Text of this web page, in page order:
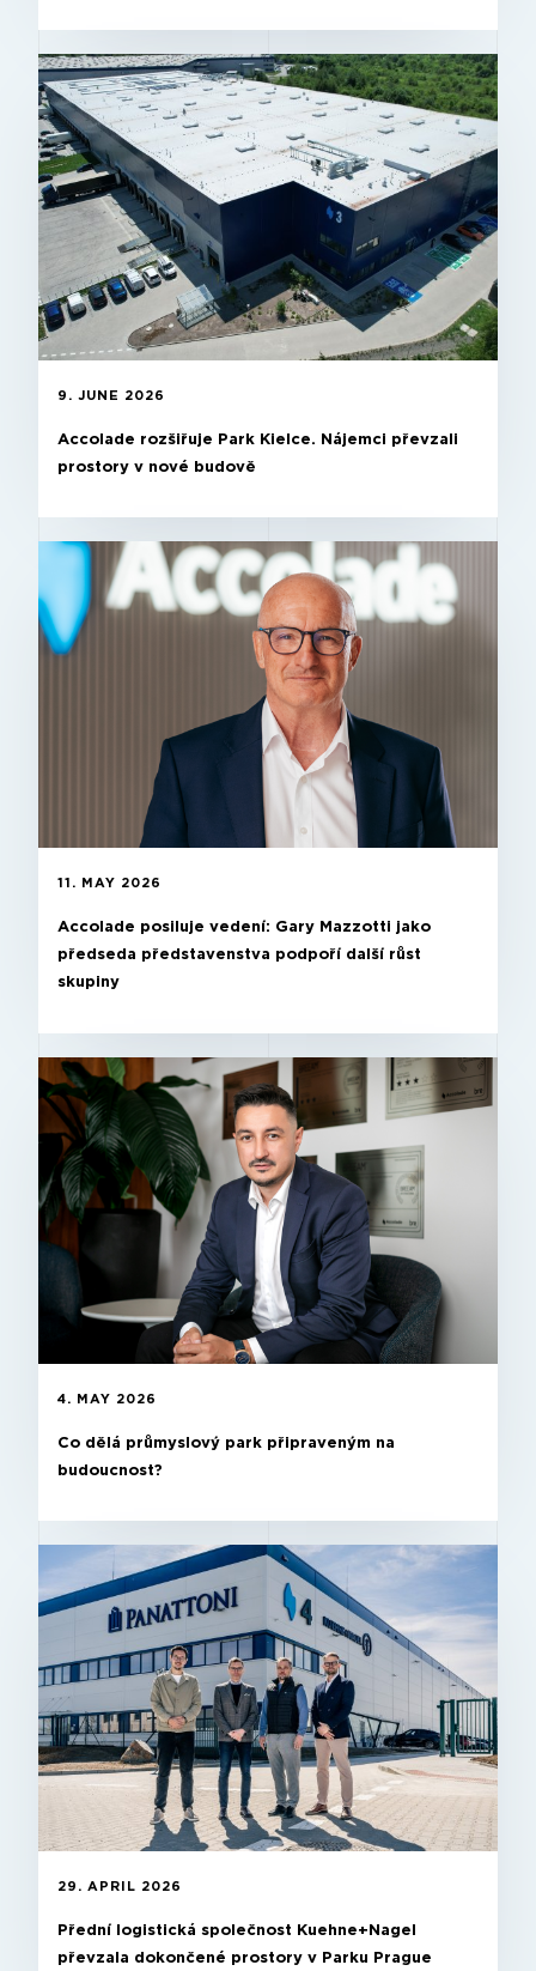
9. JUNE 2026
Accolade rozšiřuje Park Kielce. Nájemci převzali
prostory v nové budově
11. MAY 2026
Accolade posiluje vedení: Gary Mazzotti jako
předseda představenstva podpoří další růst
skupiny
4. MAY 2026
Co dělá průmyslový park připraveným na
budoucnost?
29. APRIL 2026
Přední logistická společnost Kuehne+Nagel
převzala dokončené prostory v Parku Prague